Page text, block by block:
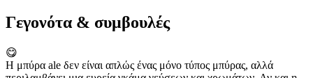
Γεγονότα & συμβουλές
😋
Η μπύρα ale δεν είναι απλώς ένας μόνο τύπος μπύρας, αλλά